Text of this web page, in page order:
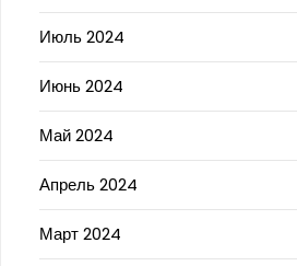
Июль 2024
Июнь 2024
Май 2024
Апрель 2024
Март 2024